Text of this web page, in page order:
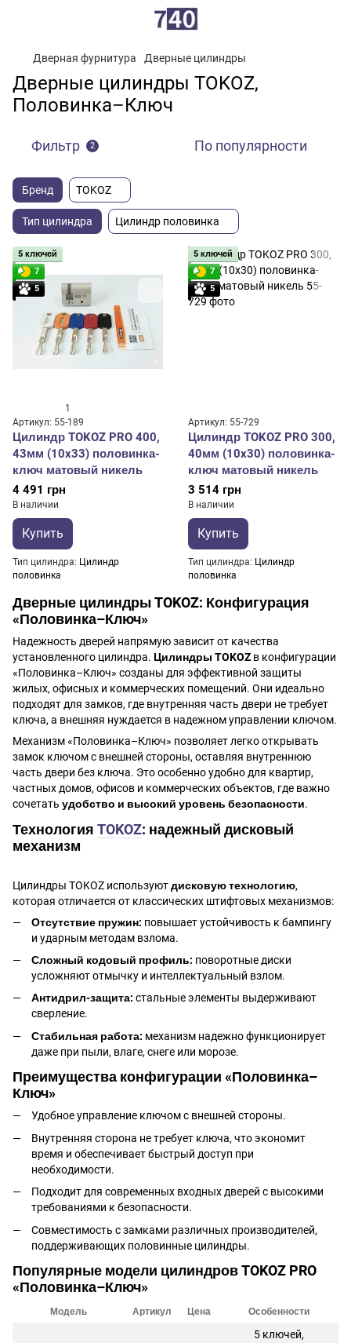
Дверная фурнитура Дверные цилиндры
Дверные цилиндры TOKOZ,
Половинка–Ключ
Фильтр 2 По популярности
Бренд TOKOZ
Тип цилиндра Цилиндр половинка
5 ключей
7
5
1
Артикул: 55-189
Цилиндр TOKOZ PRO 400,
43мм (10x33) половинка-
ключ матовый никель
4 491 грн
В наличии
Купить
Тип цилиндра
Цилиндр
половинка
5 ключей
7
5
Артикул: 55-729
Цилиндр TOKOZ PRO 300,
40мм (10x30) половинка-
ключ матовый никель
3 514 грн
В наличии
Купить
Тип цилиндра
Цилиндр
половинка
Дверные цилиндры TOKOZ: Конфигурация
«Половинка–Ключ»
Надежность дверей напрямую зависит от качества
установленного цилиндра. Цилиндры TOKOZ в конфигурации
«Половинка–Ключ» созданы для эффективной защиты
жилых, офисных и коммерческих помещений. Они идеально
подходят для замков, где внутренняя часть двери не требует
ключа, а внешняя нуждается в надежном управлении ключом.
Механизм «Половинка–Ключ» позволяет легко открывать
замок ключом с внешней стороны, оставляя внутреннюю
часть двери без ключа. Это особенно удобно для квартир,
частных домов, офисов и коммерческих объектов, где важно
сочетать удобство и высокий уровень безопасности.
Технология TOKOZ: надежный дисковый
механизм
Цилиндры TOKOZ используютдисковую технологию,
которая отличается от классических штифтовых механизмов:
Отсутствие пружин: повышает устойчивость к бампингу
и ударным методам взлома.
Сложный кодовый профиль: поворотные диски
усложняют отмычку и интеллектуальный взлом.
Антидрил-защита: стальные элементы выдерживают
сверление.
Стабильная работа: механизм надежно функционирует
даже при пыли, влаге, снеге или морозе.
Преимущества конфигурации «Половинка–
Ключ»
Удобное управление ключом с внешней стороны.
Внутренняя сторона не требует ключа, что экономит
время и обеспечивает быстрый доступ при
необходимости.
Подходит для современных входных дверей с высокими
требованиями к безопасности.
Совместимость с замками различных производителей,
поддерживающих половинные цилиндры.
Популярные модели цилиндров TOKOZ PRO
«Половинка–Ключ»
Модель Артикул Цена Особенности
5 ключей,